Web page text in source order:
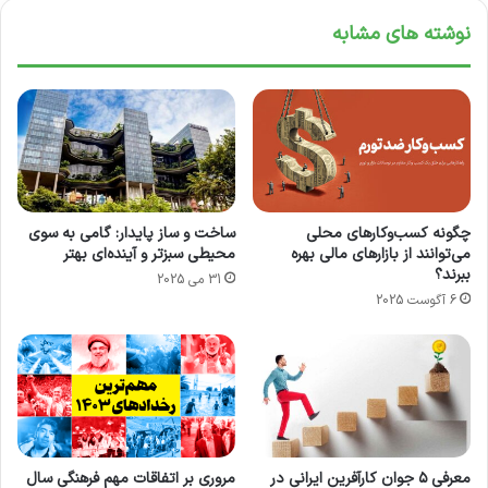
جلوی هم هدر رفتن انرژی را بگیرند .
لورم ایپسوم متن ساختگی با تولید سادگی
نامفهوم از صنعت چاپ و با استفاده از طراحان
گرافیک است. چاپگرها و متون بلکه روزنامه و
نوشته های مشابه
چگونه کسب‌وکارهای محلی
می‌توانند از بازارهای مالی بهره
ببرند؟
6 آگوست 2025
ساخت و ساز پایدار: گامی به سوی
محیطی سبزتر و آینده‌ای بهتر
31 می 2025
معرفی ۵ جوان کارآفرین ایرانی در
مروری بر اتفاقات مهم فرهنگی سال